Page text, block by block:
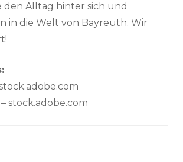
den Alltag hinter sich und
in die Welt von Bayreuth. Wir
stock.adobe.com